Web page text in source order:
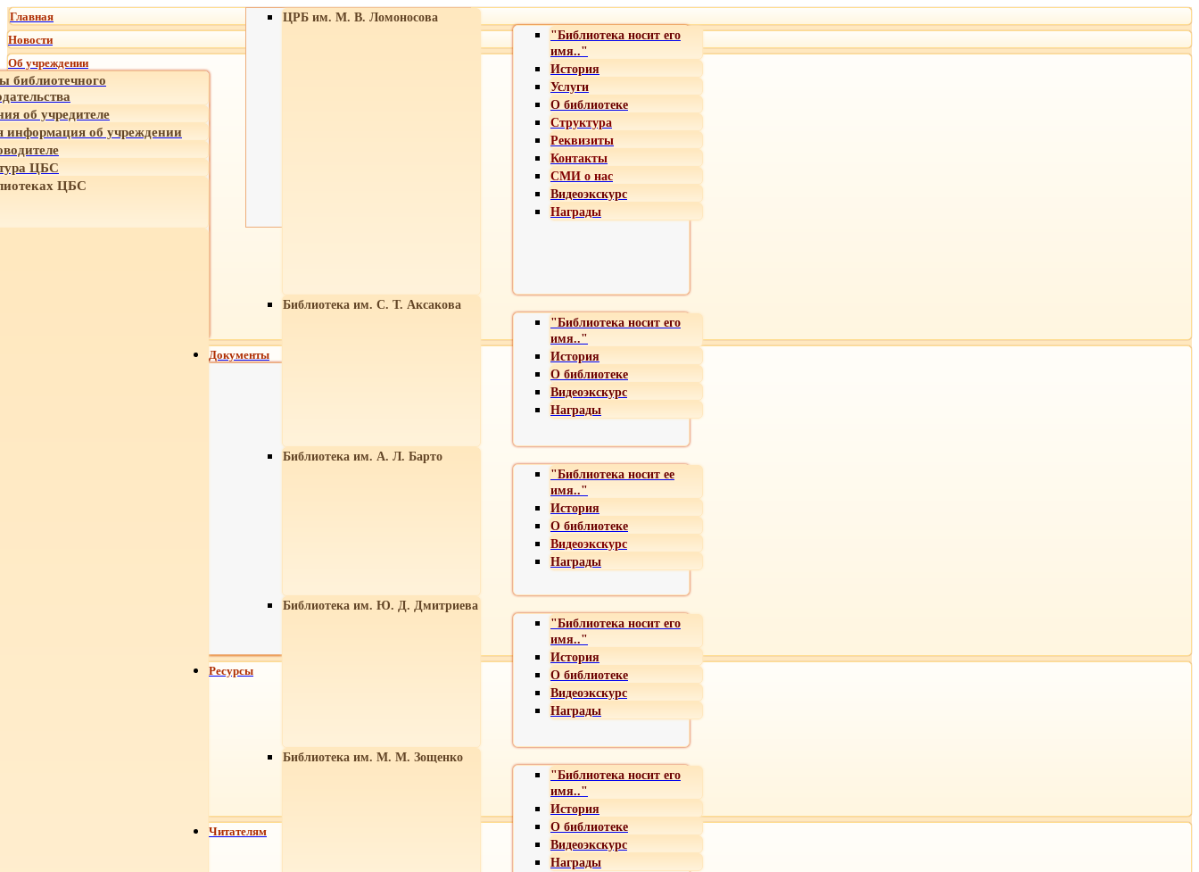
Главная
Новости
Об учреждении
библиотечного
об учредителе
об учреждении
ЦБС
ЦБС
ЦРБ им. М. В. Ломоносова
"Библиотека носит его
имя.."
История
Услуги
О библиотеке
Структура
Реквизиты
Контакты
СМИ о нас
Видеоэкскурс
Награды
Библиотека им. С. Т. Аксакова
"Библиотека носит его
имя.."
История
О библиотеке
Видеоэкскурс
Награды
Библиотека им. А. Л. Барто
"Библиотека носит ее
имя.."
История
О библиотеке
Видеоэкскурс
Награды
Библиотека им. Ю. Д. Дмитриева
"Библиотека носит его
имя.."
История
О библиотеке
Видеоэкскурс
Награды
Библиотека им. М. М. Зощенко
"Библиотека носит его
имя.."
История
О библиотеке
Видеоэкскурс
Награды
Документы
Ресурсы
Читателям